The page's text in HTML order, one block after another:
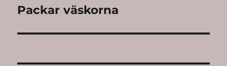
Next
Packar väskorna